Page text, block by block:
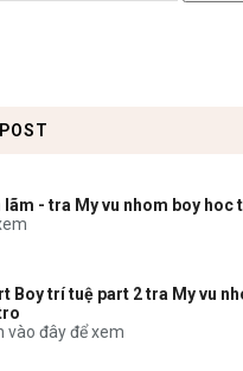
- tra My vu nhom boy hoc
Boy trí tuệ part 2 tra My vu
vào đây để xem